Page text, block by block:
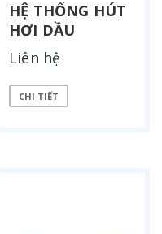
HỆ THỐNG HÚT
HƠI DẦU
Liên hệ
CHI TIẾT